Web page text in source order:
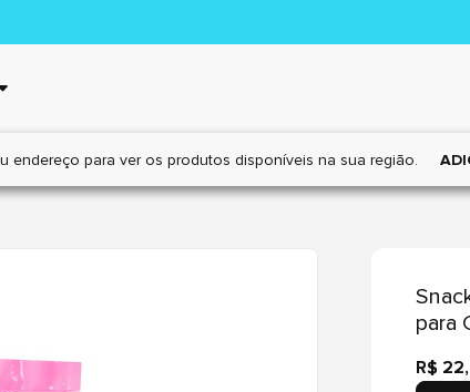
endereço para ver os produtos disponíveis na sua região.
para
R$